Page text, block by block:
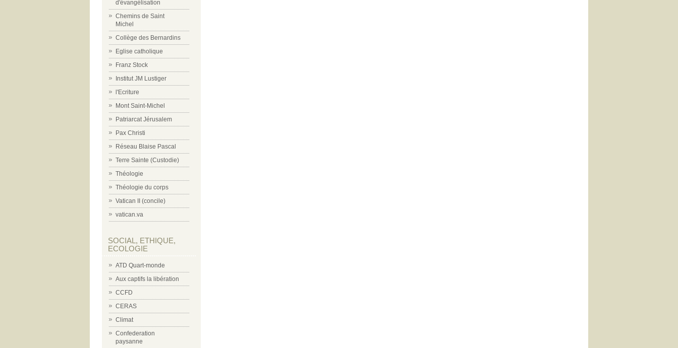
d'évangélisation
Chemins de Saint
Michel
Collège des Bernardins
Eglise catholique
Franz Stock
Institut JM Lustiger
l'Ecriture
Mont Saint-Michel
Patriarcat Jérusalem
Pax Christi
Réseau Blaise Pascal
Terre Sainte (Custodie)
Théologie
Théologie du corps
Vatican II (concile)
vatican.va
SOCIAL, ETHIQUE,
ECOLOGIE
ATD Quart-monde
Aux captifs la libération
CCFD
CERAS
Climat
Confederation
paysanne